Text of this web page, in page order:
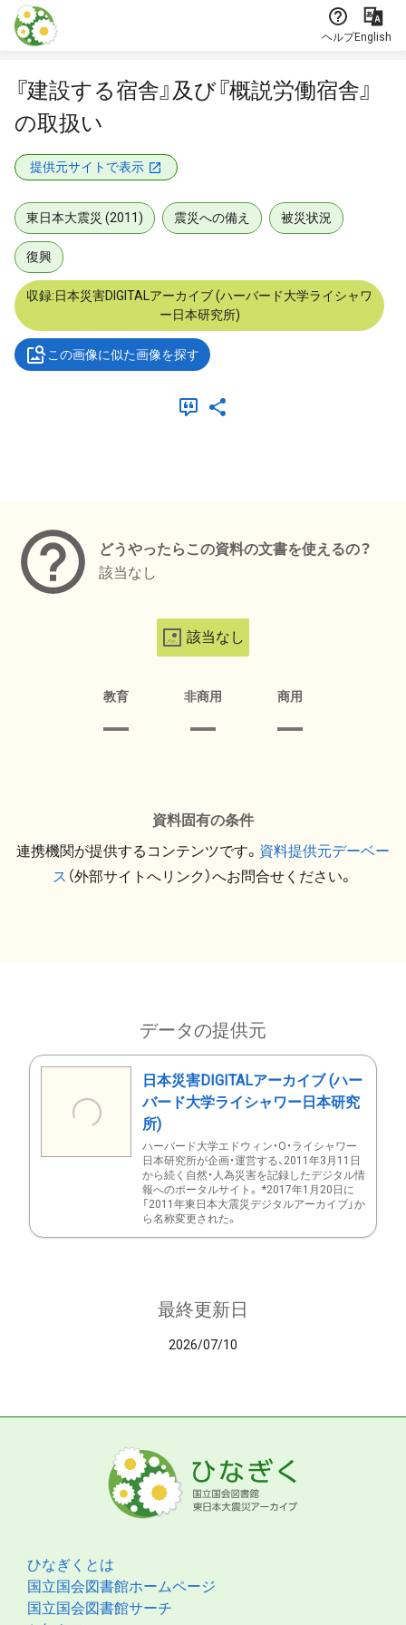
本文に飛ぶ
ヘルプEnglish
『建設する宿舎』及び『概説労働宿舎』
の取扱い
提供元サイトで表示
東日本大震災 (2011) 震災への備え 被災状況
復興
収録:日本災害DIGITALアーカイブ (ハーバード大学ライシャワ
ー日本研究所)
この画像に似た画像を探す
どうやったらこの資料の文書を使えるの？
該当なし
該当なし
教育 非商用 商用
資料固有の条件
連携機関が提供するコンテンツです。 資料提供元デーベー
ス （外部サイトへリンク）へお問合せください。
データの提供元
日本災害DIGITALアーカイブ (ハー
バード大学ライシャワー日本研究
所)
ハーバード大学エドウィン・O・ライシャワー
日本研究所が企画・運営する、2011年3月11日
から続く自然・人為災害を記録したデジタル情
報へのポータルサイト。 *2017年1月20日に
「2011年東日本大震災デジタルアーカイブ」か
ら名称変更された。
最終更新日
2026/07/10
ひなぎくとは
国立国会図書館ホームページ
国立国会図書館サーチ